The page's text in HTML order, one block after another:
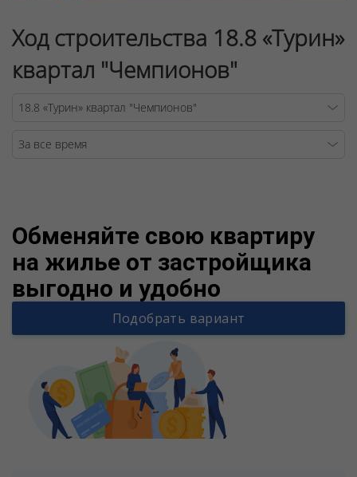
Ход строительства 18.8 «Турин»
квартал "Чемпионов"
Обменяйте свою квартиру
на жилье от застройщика
выгодно и удобно
Подобрать вариант